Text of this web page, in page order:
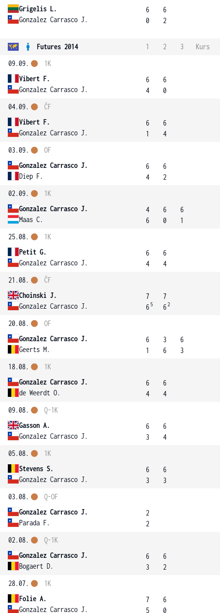
Grigelis L.
Gonzalez Carrasco J.
6
0
6
2
Futures 2014 1 2 3
Kurs
09.09.
Vibert F.
Gonzalez Carrasco J.
1K
6
4
6
0
04.09.
Vibert F.
Gonzalez Carrasco J.
ČF
6
1
6
4
03.09.
Gonzalez Carrasco J.
Diep F.
OF
6
4
6
2
02.09.
Gonzalez Carrasco J.
Maas C.
1K
4
6
6
0
6
1
25.08.
Petit G.
Gonzalez Carrasco J.
1K
6
4
6
4
21.08.
Choinski J.
Gonzalez Carrasco J.
ČF
7
6 5
7
62
20.08.
Gonzalez Carrasco J.
Geerts M.
OF
6
1
3
6
6
3
18.08.
Gonzalez Carrasco J.
de Weerdt O.
1K
6
4
6
4
09.08.
Gasson A.
Gonzalez Carrasco J.
Q-1K
6
3
6
4
05.08.
Stevens S.
Gonzalez Carrasco J.
1K
6
3
6
3
03.08.
Gonzalez Carrasco J.
Parada F.
Q-OF
2
2
02.08.
Gonzalez Carrasco J.
Bogaert D.
Q-1K
6
3
6
2
28.07.
Folie A.
Gonzalez Carrasco J.
1K
7
5
6
0